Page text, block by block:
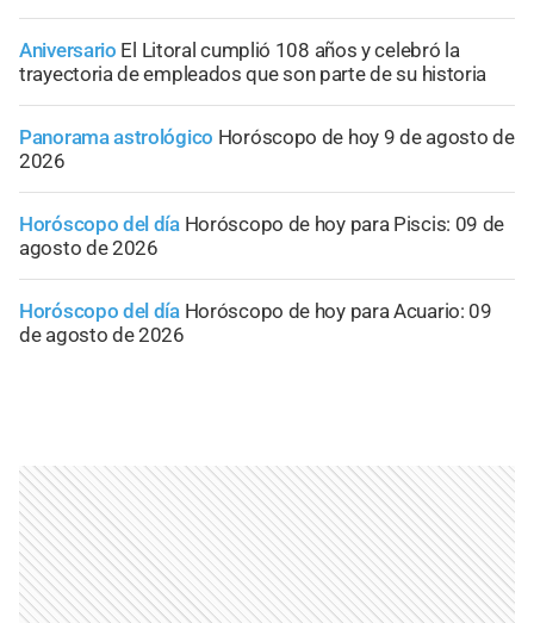
Aniversario El Litoral cumplió 108 años y celebró la
trayectoria de empleados que son parte de su historia
Panorama astrológico Horóscopo de hoy 9 de agosto de
2026
Horóscopo del día Horóscopo de hoy para Piscis: 09 de
agosto de 2026
Horóscopo del día Horóscopo de hoy para Acuario: 09
de agosto de 2026